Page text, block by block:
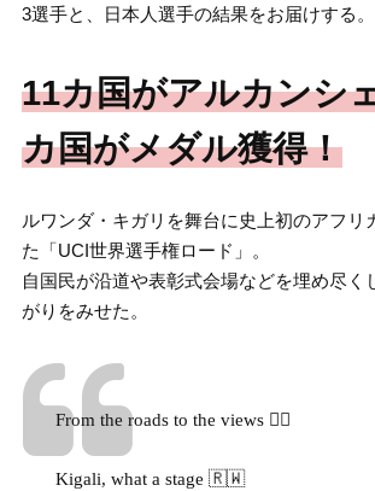
3選手と、日本人選手の結果をお届けする。
11カ国がアルカンシ
カ国がメダル獲得！
ルワンダ・キガリを舞台に史上初のアフリ
た「UCI世界選手権ロード」。
自国民が沿道や表彰式会場などを埋め尽く
がりをみせた。
From the roads to the views 😮‍💨
Kigali, what a stage 🇷🇼